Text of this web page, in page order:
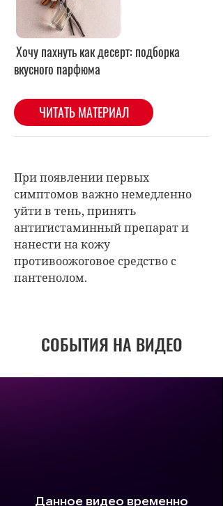
При появлении первых
симптомов важно немедленно
уйти в тень, принять
антигистаминный препарат и
нанести на кожу
противоожоговое средство с
пантенолом.
СОБЫТИЯ НА ВИДЕО